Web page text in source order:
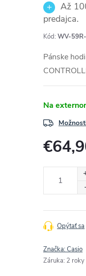
Až
predajca.
Kód: WV-
Pánske
Na
Opýtať sa
Značka:Casio
Záruka: 2 roky